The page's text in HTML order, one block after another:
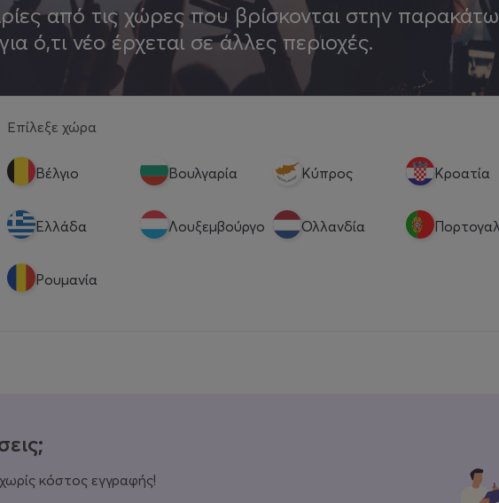
από τις χώρες που βρίσκονται στην παρακάτω
ό,τι νέο έρχεται σε άλλες περιοχές.
Επίλεξε χώρα
Βέλγιο Βουλγαρία Κύπρος Κροατία
Eλλάδα Λουξεμβούργο Ολλανδία
Ρουμανία
κόστος εγγραφής!